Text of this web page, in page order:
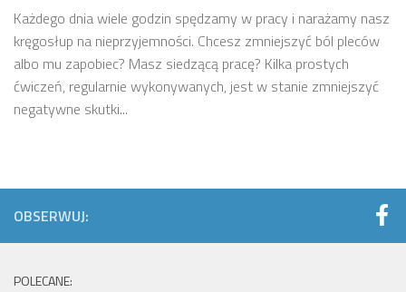
Każdego dnia wiele godzin spędzamy w pracy i narażamy nasz
kręgosłup na nieprzyjemności. Chcesz zmniejszyć ból pleców
albo mu zapobiec? Masz siedzącą pracę? Kilka prostych
ćwiczeń, regularnie wykonywanych, jest w stanie zmniejszyć
negatywne skutki...
OBSERWUJ:
POLECANE: